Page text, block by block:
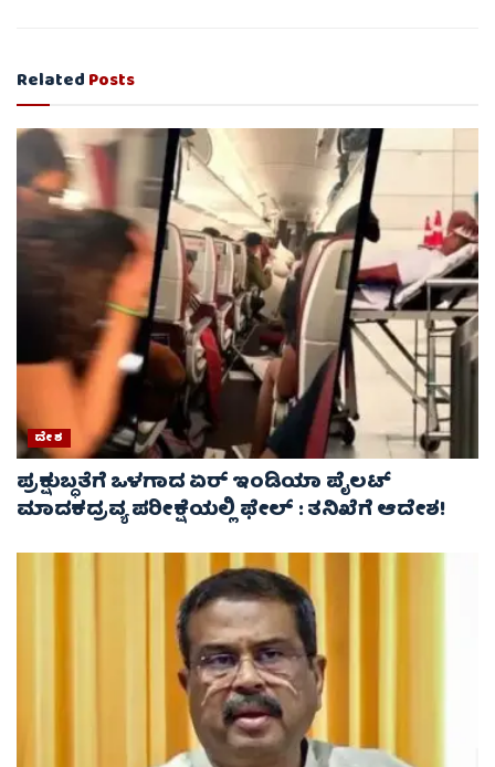
RelatedPosts
ದೇಶ
ಪ್ರಕ್ಷುಬ್ಧತೆಗೆ ಒಳಗಾದ ಏರ್ ಇಂಡಿಯಾ ಪೈಲಟ್
ಮಾದಕದ್ರವ್ಯ ಪರೀಕ್ಷೆಯಲ್ಲಿ ಫೇಲ್ : ತನಿಖೆಗೆ ಆದೇಶ!